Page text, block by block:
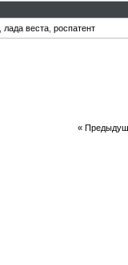
лада веста роспатент
«